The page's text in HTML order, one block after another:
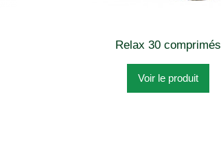
Relax 30 comprimés
Voir le produit